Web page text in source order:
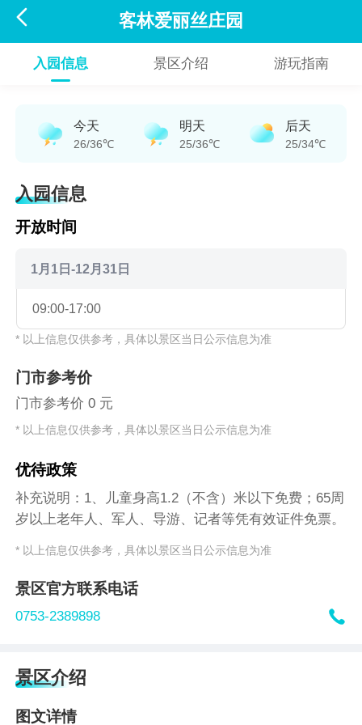
 客林爱丽丝庄园
入园信息 景区介绍 游玩指南
今天
26/36℃
明天
25/36℃
后天
25/34℃
入园信息
开放时间
1月1日-12月31日
09:00-17:00
* 以上信息仅供参考，具体以景区当日公示信息为准
门市参考价
门市参考价 0 元
* 以上信息仅供参考，具体以景区当日公示信息为准
优待政策
补充说明：1、儿童身高1.2（不含）米以下免费；65周
岁以上老年人、军人、导游、记者等凭有效证件免票。
* 以上信息仅供参考，具体以景区当日公示信息为准
景区官方联系电话
0753-2389898 
景区介绍
图文详情